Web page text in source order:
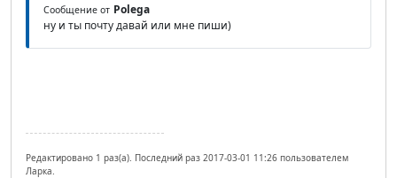
Сообщение от Polega
ну и ты почту давай или мне пиши)
Редактировано 1 раз(а). Последний раз 2017-03-01 11:26 пользователем
Ларка.